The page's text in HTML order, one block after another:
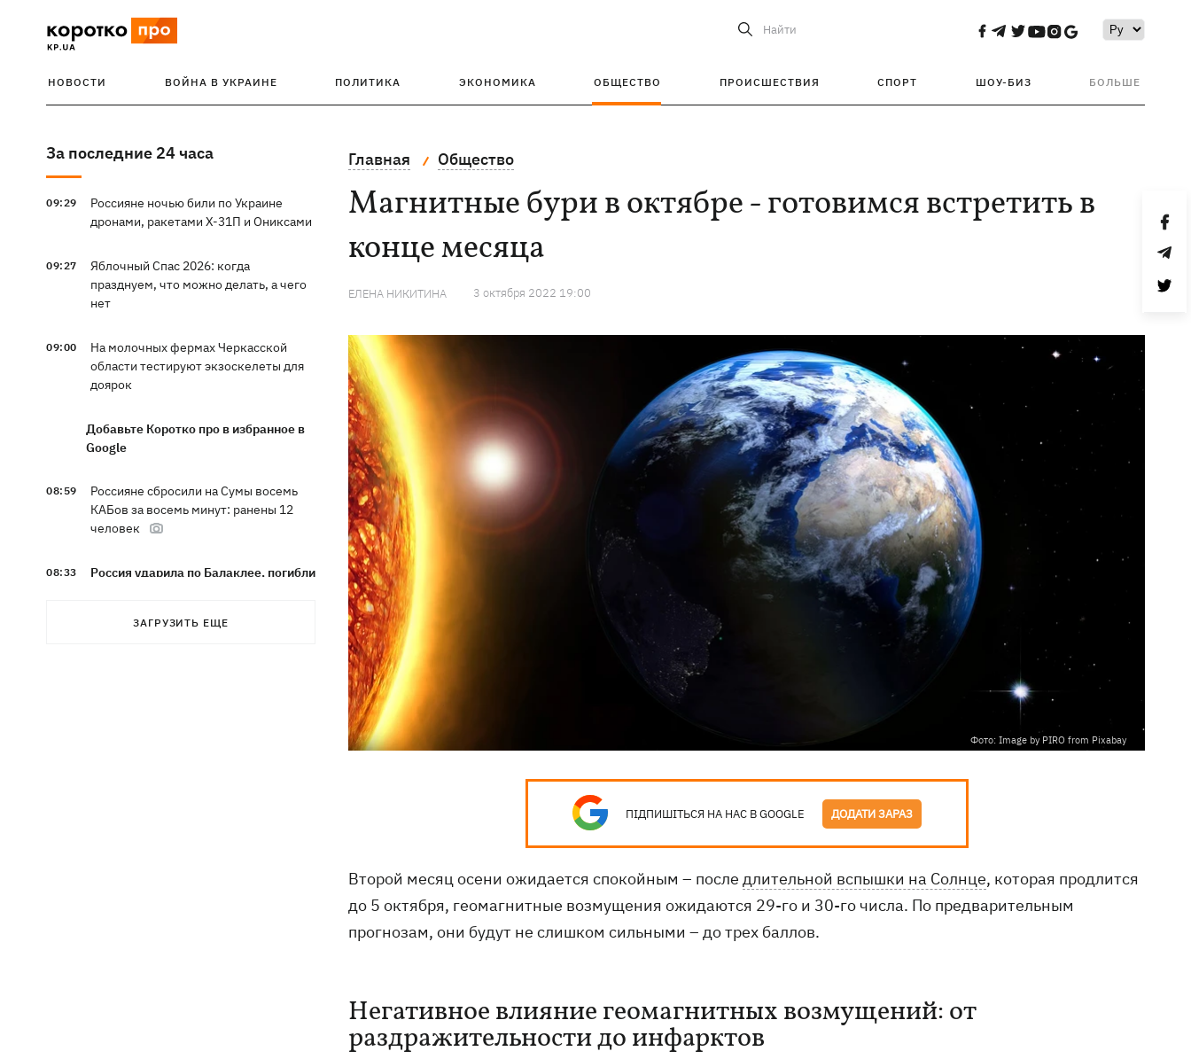
Найти
НОВОСТИ ВОЙНА В УКРАИНЕ ПОЛИТИКА ЭКОНОМИКА ОБЩЕСТВО ПРОИСШЕСТВИЯ СПОРТ ШОУ-БИЗ БОЛЬШЕ
За последние 24 часа
09:29
Россияне ночью били по Украине
дронами, ракетами Х-31П и Ониксами
09:27
Яблочный Спас 2026: когда
празднуем, что можно делать, а чего
нет
09:00
На молочных фермах Черкасской
области тестируют экзоскелеты для
доярок
Добавьте Коротко про в избранное в
Google
08:59
Россияне сбросили на Сумы восемь
КАБов за восемь минут: ранены 12
человек
08:33
Россия ударила по Балаклее, погибли
ЗАГРУЗИТЬ ЕЩЕ
Главная Общество
Магнитные бури в октябре - готовимся встретить в
конце месяца
ЕЛЕНА НИКИТИНА 3 октября 2022 19:00
Фото: Image by PIRO from Pixabay
ПІДПИШІТЬСЯ НА НАС В GOOGLE ДОДАТИ ЗАРАЗ
Второй месяц осени ожидается спокойным – после длительной вспышки на Солнце, которая продлится
до 5 октября, геомагнитные возмущения ожидаются 29-го и 30-го числа. По предварительным
прогнозам, они будут не слишком сильными – до трех баллов.
Негативное влияние геомагнитных возмущений: от
раздражительности до инфарктов